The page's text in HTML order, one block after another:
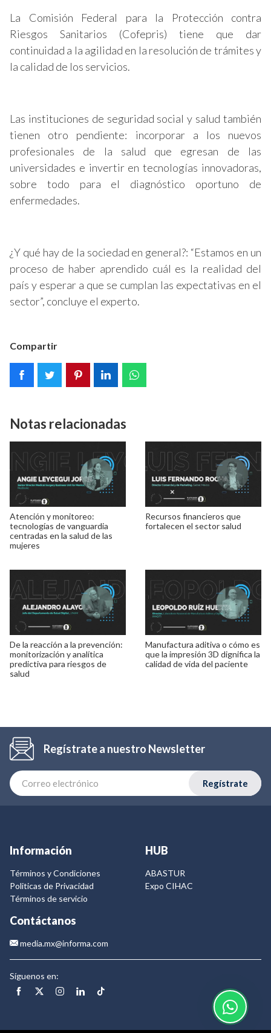
La Comisión Federal para la Protección contra
Riesgos Sanitarios (Cofepris) tiene que dar
continuidad a la agilidad en la resolución de trámites y
la calidad de los servicios.
Las instituciones de seguridad social y salud también
tienen otro pendiente: incorporar a los nuevos
profesionales de la salud que egresan de las
universidades e invertir en tecnologías innovadoras,
sobre todo para el diagnóstico oportuno de
enfermedades.
¿Y qué hay de la sociedad en general?: “Estamos en un
proceso de haber aprendido cuál es la realidad del
país y esperar a que se cumplan las expectativas en el
sector”, concluye el experto.
Compartir
Notas relacionadas
Atención y monitoreo:
tecnologías de vanguardia
centradas en la salud de las
mujeres
Recursos financieros que
fortalecen el sector salud
De la reacción a la prevención:
monitorización y analítica
predictiva para riesgos de
salud
Manufactura aditiva o cómo es
que la impresión 3D dignifica la
calidad de vida del paciente
Regístrate a nuestro Newsletter
Regístrate
Información
Términos y Condiciones
Politicas de Privacidad
Términos de servicio
HUB
ABASTUR
Expo CIHAC
Contáctanos
media.mx@informa.com
Síguenos en: